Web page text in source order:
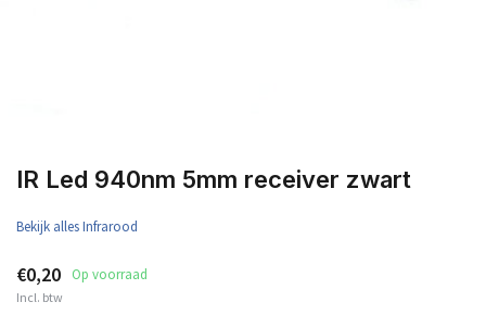
IR Led 940nm 5mm receiver zwart
Bekijk alles Infrarood
€0,20 Op voorraad
Incl. btw